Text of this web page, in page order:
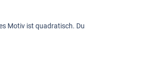
Motiv ist quadratisch. Du